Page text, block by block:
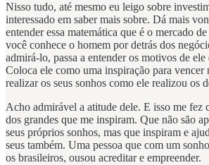
Nisso tudo, até mesmo eu leigo sobre
interessado em saber mais sobre. Dá mais
entender essa matemática que é o mercado
você conhece o homem por detrás dos
admirá-lo, passa a entender os motivos de
Coloca ele como uma inspiração para vencer
realizar os seus sonhos como ele realizou os
Acho admirável a atitude dele. E isso me fez
dos grandes que me inspiram. Que não são
seus próprios sonhos, mas que inspiram e
seus também. Uma pessoa que com um
os brasileiros, ousou acreditar e empreender.